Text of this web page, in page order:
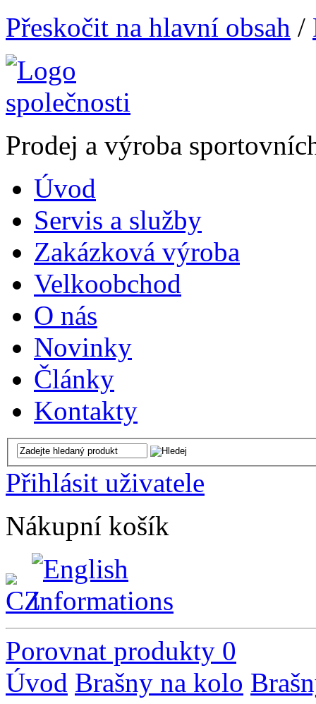
Přeskočit na hlavní obsah /
Prodej a výroba
Úvod
Servis a služby
Zakázková výroba
Velkoobchod
O nás
Novinky
Články
Kontakty
Přihlásit uživatele
Nákupní košík
Porovnat produkty 0
Úvod Brašny na kolo